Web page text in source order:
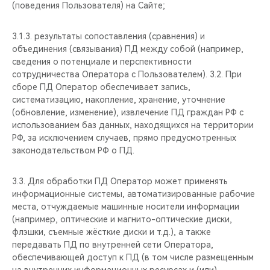
(поведения Пользователя) на Сайте;
3.1.3. результаты сопоставления (сравнения) и
объединения (связывания) ПД между собой (например,
сведения о потенциале и перспективности
сотрудничества Оператора с Пользователем). 3.2. При
сборе ПД Оператор обеспечивает запись,
систематизацию, накопление, хранение, уточнение
(обновление, изменение), извлечение ПД граждан РФ с
использованием баз данных, находящихся на территории
РФ, за исключением случаев, прямо предусмотренных
законодательством РФ о ПД.
3.3. Для обработки ПД Оператор может применять
информационные системы, автоматизированные рабочие
места, отчуждаемые машинные носители информации
(например, оптические и магнито-оптические диски,
флэшки, съемные жёсткие диски и т.д.), а также
передавать ПД по внутренней сети Оператора,
обеспечивающей доступ к ПД (в том числе размещенным